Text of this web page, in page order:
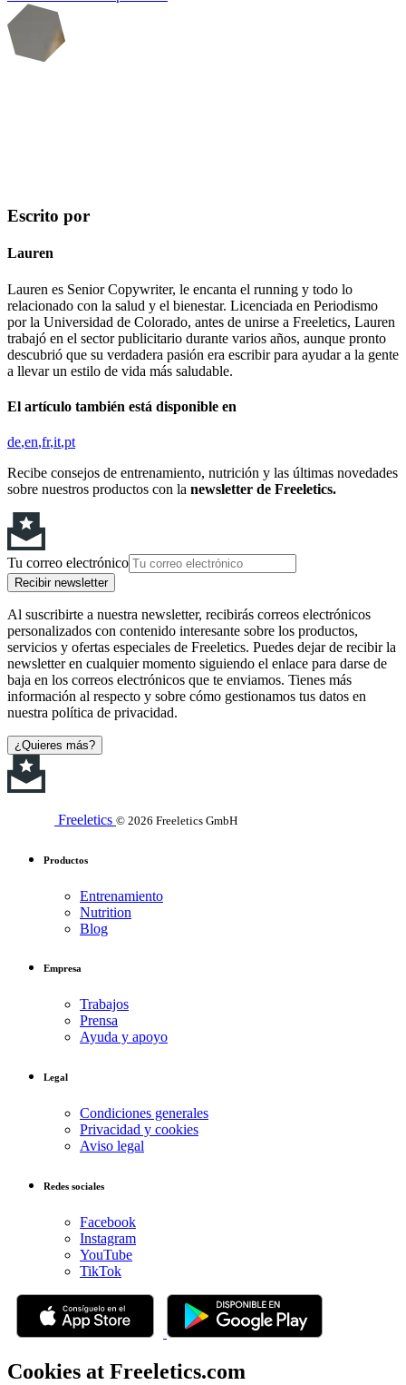
Escrito por
Lauren
Lauren es Senior Copywriter, le encanta el running y todo lo
relacionado con la salud y el bienestar. Licenciada en Periodismo
por la Universidad de Colorado, antes de unirse a Freeletics, Lauren
trabajó en el sector publicitario durante varios años, aunque pronto
descubrió que su verdadera pasión era escribir para ayudar a la gente
a llevar un estilo de vida más saludable.
El artículo también está disponible en
de en fr it pt
Recibe consejos de entrenamiento, nutrición y las últimas novedades
sobre nuestros productos con la newsletter de Freeletics.
Tu correo electrónico
Recibir newsletter
Al suscribirte a nuestra newsletter, recibirás correos electrónicos
personalizados con contenido interesante sobre los productos,
servicios y ofertas especiales de Freeletics. Puedes dejar de recibir la
newsletter en cualquier momento siguiendo el enlace para darse de
baja en los correos electrónicos que te enviamos. Tienes más
información al respecto y sobre cómo gestionamos tus datos en
nuestra política de privacidad.
¿Quieres más?
Freeletics © 2026 Freeletics GmbH
Productos
Entrenamiento
Nutrition
Blog
Empresa
Trabajos
Prensa
Ayuda y apoyo
Legal
Condiciones generales
Privacidad y cookies
Aviso legal
Redes sociales
Facebook
Instagram
YouTube
TikTok
Cookies at Freeletics.com